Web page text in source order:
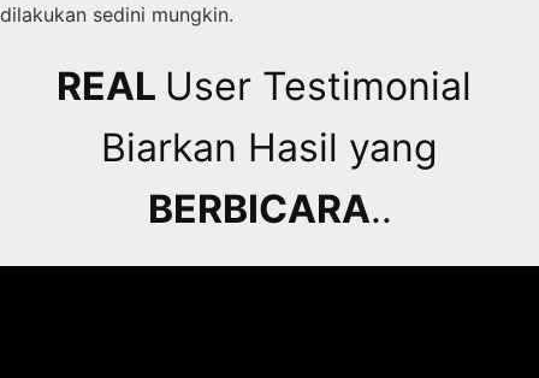
dilakukan sedini mungkin.
REAL User Testimonial
Biarkan Hasil yang
BERBICARA..